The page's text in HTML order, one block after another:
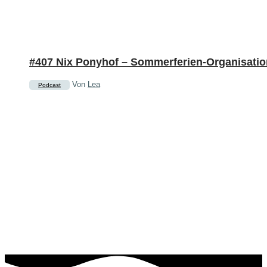
#407 Nix Ponyhof – Sommerferien-
Podcast Von Lea